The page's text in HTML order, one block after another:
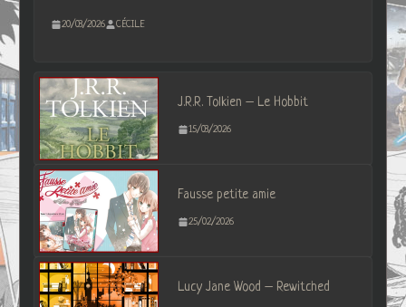
20/03/2026 CÉCILE
J.R.R. Tolkien – Le Hobbit
15/03/2026
Fausse petite amie
25/02/2026
Lucy Jane Wood – Rewitched